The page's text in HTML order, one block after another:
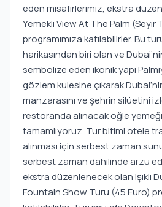
eden misafirlerimiz, ekstra
Yemekli View At The Palm (Seyir
programımıza katılabilirler. Bu
harikasından biri olan ve
sembolize eden ikonik yapı
gözlem kulesine çıkarak
manzarasını ve şehrin silüetini
restoranda alınacak öğle
tamamlıyoruz. Tur bitimi otele
alınması için serbest zaman
serbest zaman dahilinde arzu
ekstra düzenlenecek olan Işıklı
Fountain Show Turu (45 Euro)